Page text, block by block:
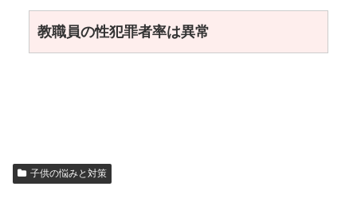
教職員の性犯罪者率は異常
子供の悩みと対策